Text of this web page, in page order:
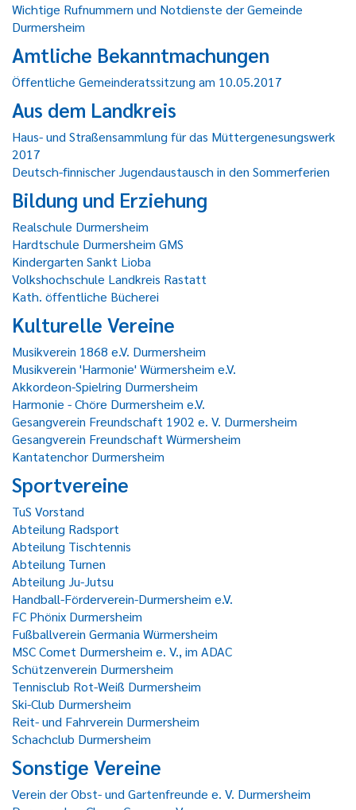
Wichtige Rufnummern und Notdienste der Gemeinde
Durmersheim
Amtliche Bekanntmachungen
Öffentliche Gemeinderatssitzung am 10.05.2017
Aus dem Landkreis
Haus- und Straßensammlung für das Müttergenesungswerk
2017
Deutsch-finnischer Jugendaustausch in den Sommerferien
Bildung und Erziehung
Realschule Durmersheim
Hardtschule Durmersheim GMS
Kindergarten Sankt Lioba
Volkshochschule Landkreis Rastatt
Kath. öffentliche Bücherei
Kulturelle Vereine
Musikverein 1868 e.V. Durmersheim
Musikverein 'Harmonie' Würmersheim e.V.
Akkordeon-Spielring Durmersheim
Harmonie - Chöre Durmersheim e.V.
Gesangverein Freundschaft 1902 e. V. Durmersheim
Gesangverein Freundschaft Würmersheim
Kantatenchor Durmersheim
Sportvereine
TuS Vorstand
Abteilung Radsport
Abteilung Tischtennis
Abteilung Turnen
Abteilung Ju-Jutsu
Handball-Förderverein-Durmersheim e.V.
FC Phönix Durmersheim
Fußballverein Germania Würmersheim
MSC Comet Durmersheim e. V., im ADAC
Schützenverein Durmersheim
Tennisclub Rot-Weiß Durmersheim
Ski-Club Durmersheim
Reit- und Fahrverein Durmersheim
Schachclub Durmersheim
Sonstige Vereine
Verein der Obst- und Gartenfreunde e. V. Durmersheim